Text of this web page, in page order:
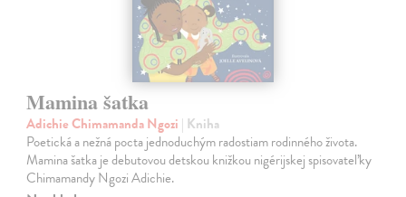
Mamina šatka
Adichie Chimamanda Ngozi | Kniha
Poetická a nežná pocta jednoduchým radostiam rodinného života.
Mamina šatka je debutovou detskou knižkou nigérijskej spisovateľky
Chimamandy Ngozi Adichie.